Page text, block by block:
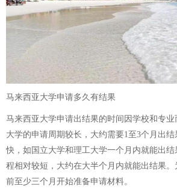
马来西亚大学申请多久有结果
马来西亚大学申请出结果的时间因学校和专
大学的申请周期较长，大约需要1至3个月出
快，如国立大学和理工大学一个月内就能出
程相对较短，大约在大半个月内就能出结果
前至少三个月开始准备申请材料。